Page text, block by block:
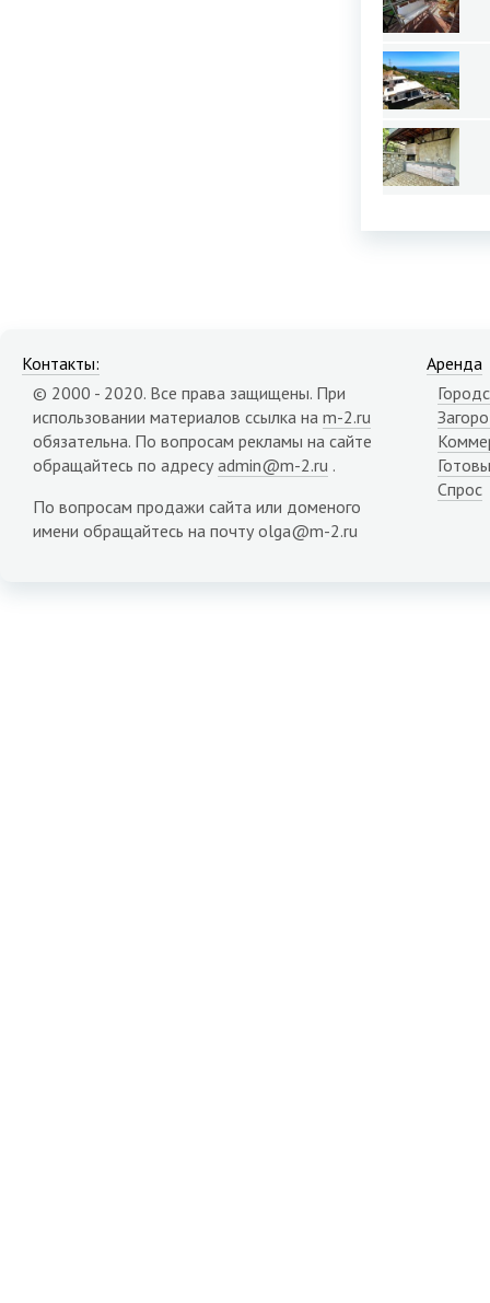
Контакты:
© 2000 - 2020. Все права защищены. При
использовании материалов ссылка на m-2.ru
обязательна. По вопросам рекламы на сайте
обращайтесь по адресу admin@m-2.ru .
По вопросам продажи сайта или доменого
имени обращайтесь на почту olga@m-2.ru
Аренда
Спрос